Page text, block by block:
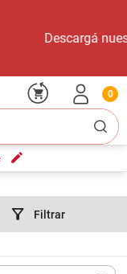
0
Filtrar
MÁS BUSCADOS
leche
queso